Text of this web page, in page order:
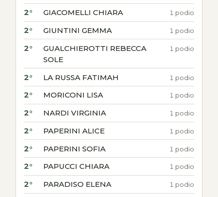
2° GIACOMELLI CHIARA 1 podio
2° GIUNTINI GEMMA 1 podio
2°
GUALCHIEROTTI REBECCA
SOLE
1 podio
2° LA RUSSA FATIMAH 1 podio
2° MORICONI LISA 1 podio
2° NARDI VIRGINIA 1 podio
2° PAPERINI ALICE 1 podio
2° PAPERINI SOFIA 1 podio
2° PAPUCCI CHIARA 1 podio
2° PARADISO ELENA 1 podio